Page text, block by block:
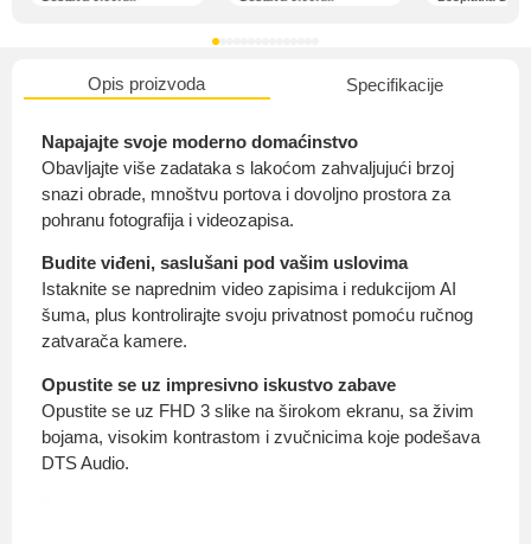
Opis proizvoda Specifikacije
Napajajte svoje moderno domaćinstvo
Obavljajte više zadataka s lakoćom zahvaljujući brzoj
snazi ​​obrade, mnoštvu portova i dovoljno prostora za
pohranu fotografija i videozapisa.
Budite viđeni, saslušani pod vašim uslovima
Istaknite se naprednim video zapisima i redukcijom AI
šuma, plus kontrolirajte svoju privatnost pomoću ručnog
zatvarača kamere.
Opustite se uz impresivno iskustvo zabave
Opustite se uz FHD 3 slike na širokom ekranu, sa živim
bojama, visokim kontrastom i zvučnicima koje podešava
DTS Audio.
O nama
Privatnost kupca